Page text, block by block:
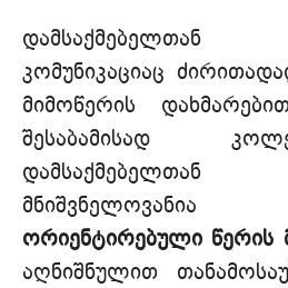
კომუნიკაციაც
მიმოწერის
შესაბამისად
დამსაქმებელთან
ორიენტირებული წერის
აღნიშნულით